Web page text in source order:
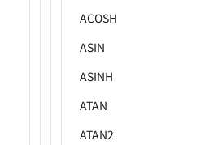
ACOSH
ASIN
ASINH
ATAN
ATAN2